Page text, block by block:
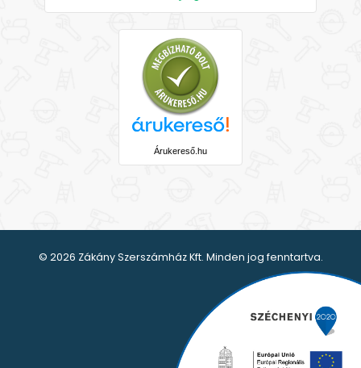
Árukereső.hu
© 2026 Zákány Szerszámház Kft. Minden jog fenntartva.